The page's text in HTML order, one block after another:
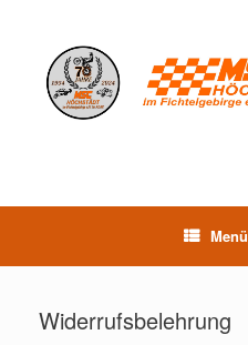
Menü
Widerrufsbelehrung